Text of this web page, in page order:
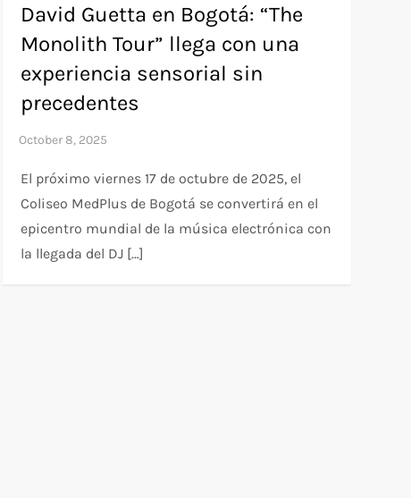
David Guetta en Bogotá: “The
Monolith Tour” llega con una
experiencia sensorial sin
precedentes
El próximo viernes 17 de octubre de 2025, el
Coliseo MedPlus de Bogotá se convertirá en el
epicentro mundial de la música electrónica con
la llegada del DJ […]